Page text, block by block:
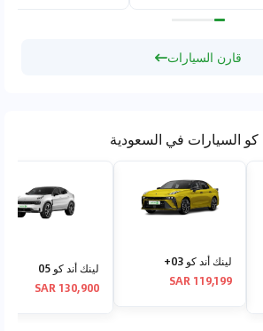
قارن السيارات
كو السيارات في السعودية
لينك أند كو 03+
119,199 SAR
لينك أند كو 05
130,900 SAR